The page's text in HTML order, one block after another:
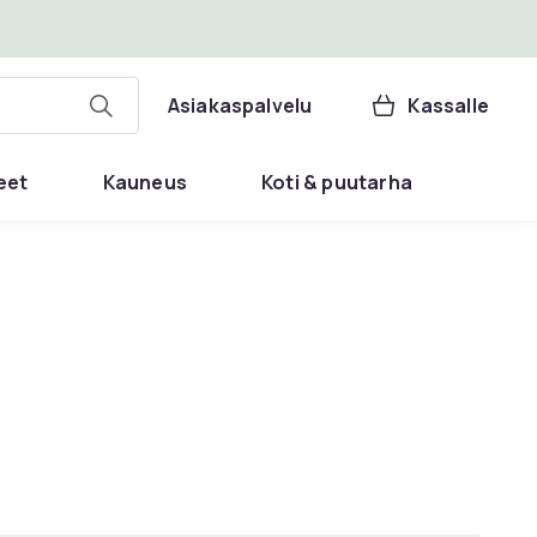
Asiakaspalvelu Kassalle
Kauneus Koti & puutarha